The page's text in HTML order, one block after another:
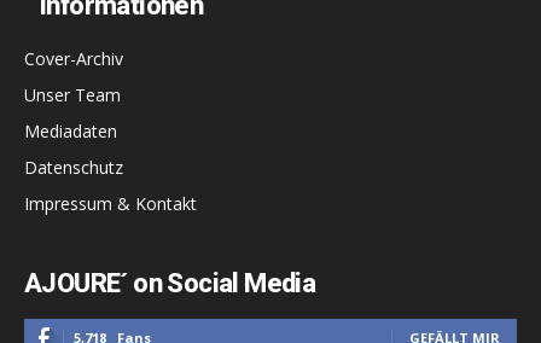
Cover-Archiv
Unser Team
Mediadaten
Datenschutz
Impressum & Kontakt
AJOURE´ on Social Media
5,718 Fans GEFÄLLT MIR